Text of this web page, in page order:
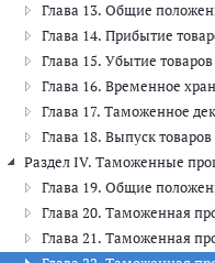
Глава 13. Общие
Глава 14. Прибытие
Глава 15. Убытие
Глава 16. Временное
Глава 17. Таможенное
Глава 18. Выпуск
Раздел IV. Таможенные
Глава 19. Общие
Глава 20. Таможенная
Глава 21. Таможенная